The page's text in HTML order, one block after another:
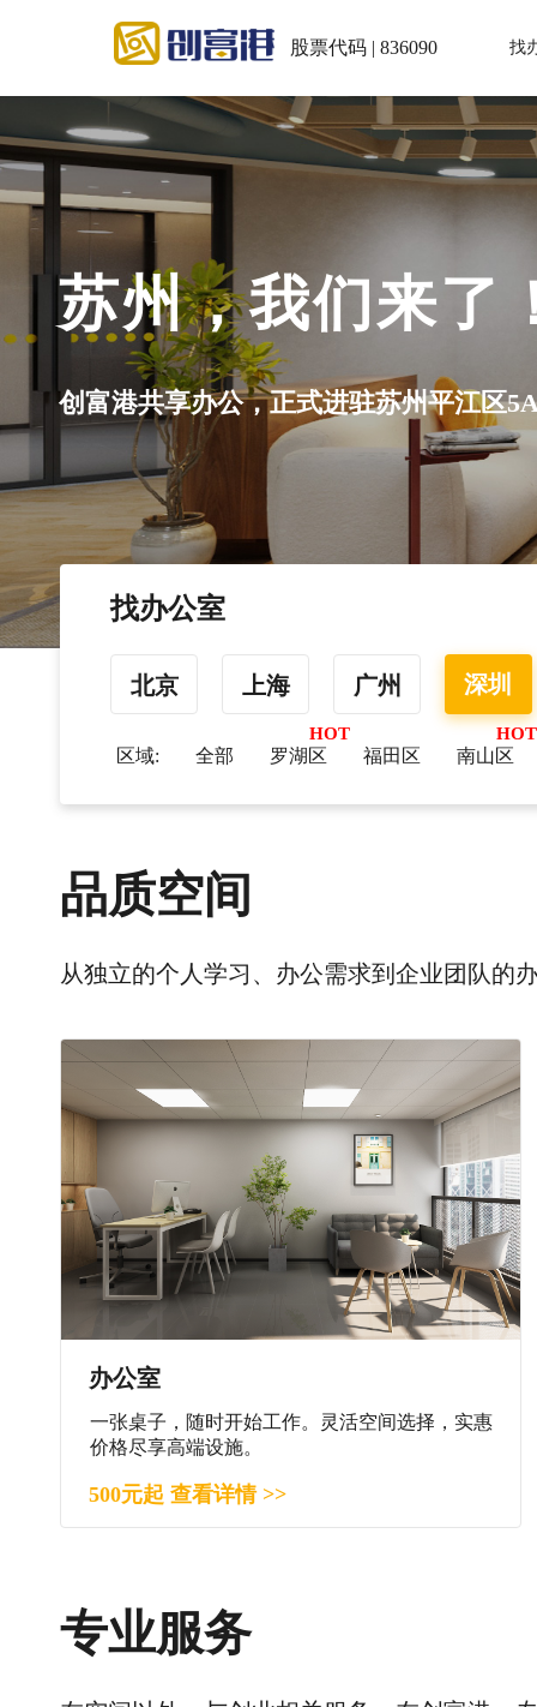
股票代码 | 836090 找
苏州，我们来了
创富港共享办公，正式进驻苏州平江区
找办公室
北京 上海 广州 深圳
区域: 全部 罗湖区 福田区 南山区
品质空间
从独立的个人学习、办公需求到企业团队的
办公室
一张桌子，随时开始工作。灵活空间选择，实惠
价格尽享高端设施。
500元起 查看详情 >>
专业服务